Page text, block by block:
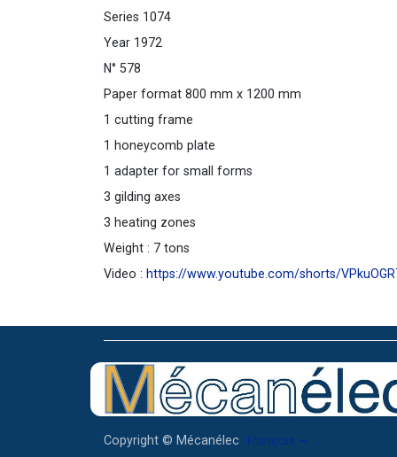
Series 1074
Year 1972
N° 578
Paper format 800 mm x 1200 mm
1 cutting frame
1 honeycomb plate
1 adapter for small forms
3 gilding axes
3 heating zones
Weight : 7 tons
Video : https://www.youtube.com/shorts/
Copyright © Mécanélec Français